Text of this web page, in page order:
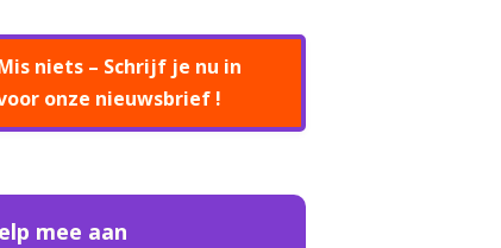
niets – Schrijf je nu in
onze nieuwsbrief !
mee aan